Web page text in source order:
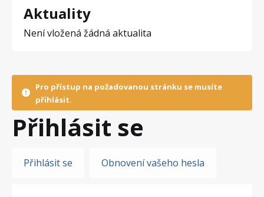
Aktuality
Není vložená žádná aktualita
Pro přístup na požadovanou stránku se musíte
přihlásit.
Přihlásit se
Hlavní
Přihlásit se Obnovení vašeho hesla